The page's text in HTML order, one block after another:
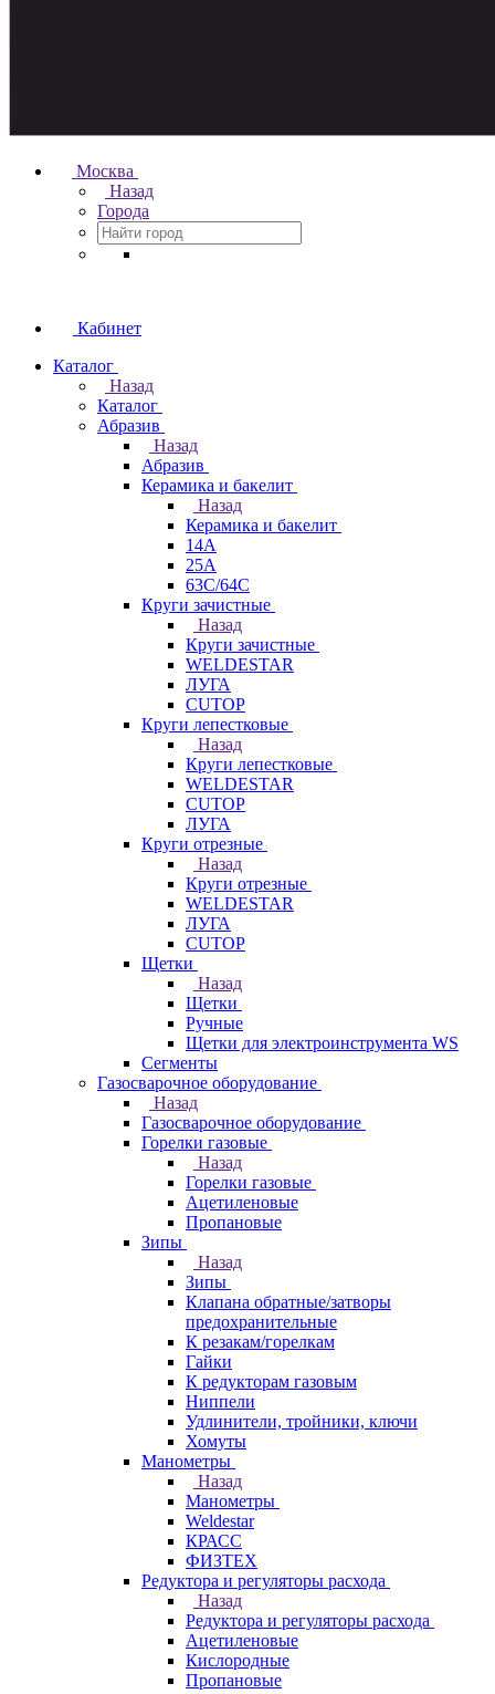
Москва
Назад
Города
Кабинет
Каталог
Назад
Каталог
Абразив
Назад
Абразив
Керамика и бакелит
Назад
Керамика и бакелит
14А
25А
63С/64С
Круги зачистные
Назад
Круги зачистные
WELDESTAR
ЛУГА
CUTOP
Круги лепестковые
Назад
Круги лепестковые
WELDESTAR
CUTOP
ЛУГА
Круги отрезные
Назад
Круги отрезные
WELDESTAR
ЛУГА
CUTOP
Щетки
Назад
Щетки
Ручные
Щетки для электроинструмента WS
Сегменты
Газосварочное оборудование
Назад
Газосварочное оборудование
Горелки газовые
Назад
Горелки газовые
Ацетиленовые
Пропановые
Зипы
Назад
Зипы
Клапана обратные/затворы
предохранительные
К резакам/горелкам
Гайки
К редукторам газовым
Ниппели
Удлинители, тройники, ключи
Хомуты
Манометры
Назад
Манометры
Weldestar
КРАСС
ФИЗТЕХ
Редуктора и регуляторы расхода
Назад
Редуктора и регуляторы расхода
Ацетиленовые
Кислородные
Пропановые